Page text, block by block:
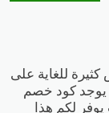
للغاية على
يوجد كود خصم
لكم هذا